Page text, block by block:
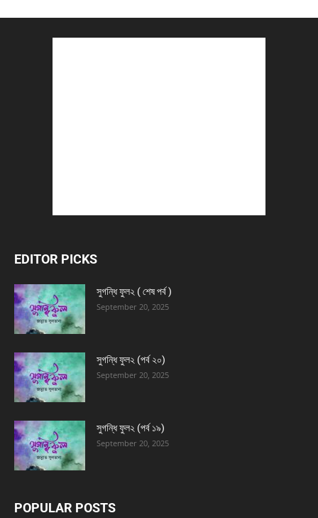
EDITOR PICKS
সুগন্ধি ফুল২ ( শেষ পর্ব )
September 20, 2025
সুগন্ধি ফুল২ (পর্ব ২০)
September 20, 2025
সুগন্ধি ফুল২ (পর্ব ১৯)
September 20, 2025
POPULAR POSTS